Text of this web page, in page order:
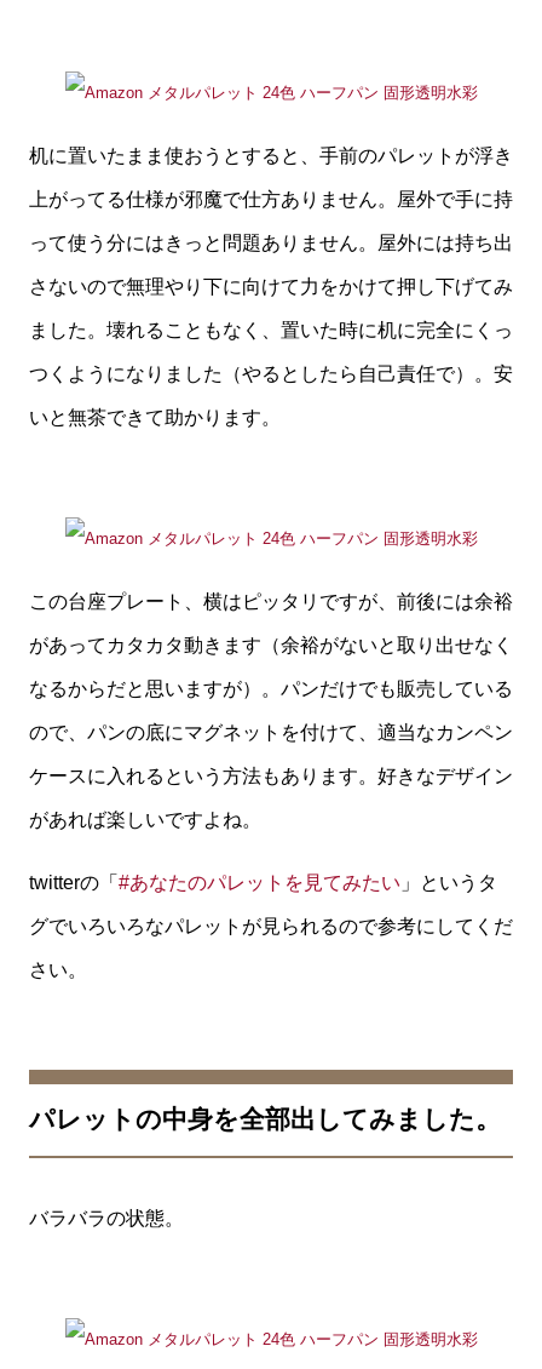
机に置いたまま使おうとすると、手前のパレットが浮き
上がってる仕様が邪魔で仕方ありません。屋外で手に持
って使う分にはきっと問題ありません。屋外には持ち出
さないので無理やり下に向けて力をかけて押し下げてみ
ました。壊れることもなく、置いた時に机に完全にくっ
つくようになりました（やるとしたら自己責任で）。安
いと無茶できて助かります。
この台座プレート、横はピッタリですが、前後には余裕
があってカタカタ動きます（余裕がないと取り出せなく
なるからだと思いますが）。パンだけでも販売している
ので、パンの底にマグネットを付けて、適当なカンペン
ケースに入れるという方法もあります。好きなデザイン
があれば楽しいですよね。
twitterの「 #あなたのパレットを見てみたい 」というタ
グでいろいろなパレットが見られるので参考にしてくだ
さい。
パレットの中身を全部出してみました。
バラバラの状態。